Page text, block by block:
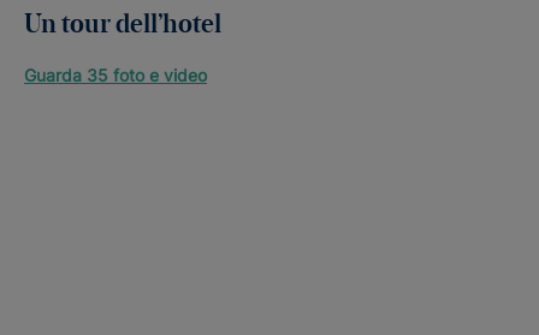
Un tour dell’hotel
Guarda 35 foto e video